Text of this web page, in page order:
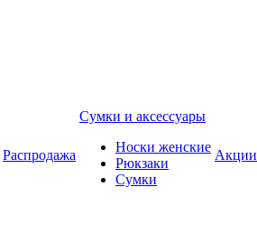
Распродажа
Сумки и аксессуары
Носки женские
Рюкзаки
Сумки
Акции